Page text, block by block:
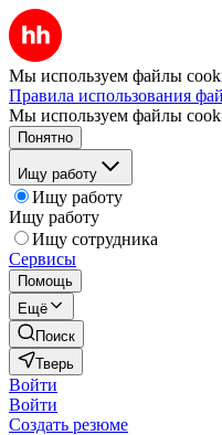
Мы используем файлы
Правила использования
Мы используем файлы
Понятно
Ищу работу
Ищу работу
Ищу работу
Ищу сотрудника
Сервисы
Помощь
Ещё
Поиск
Тверь
Войти
Войти
Создать резюме